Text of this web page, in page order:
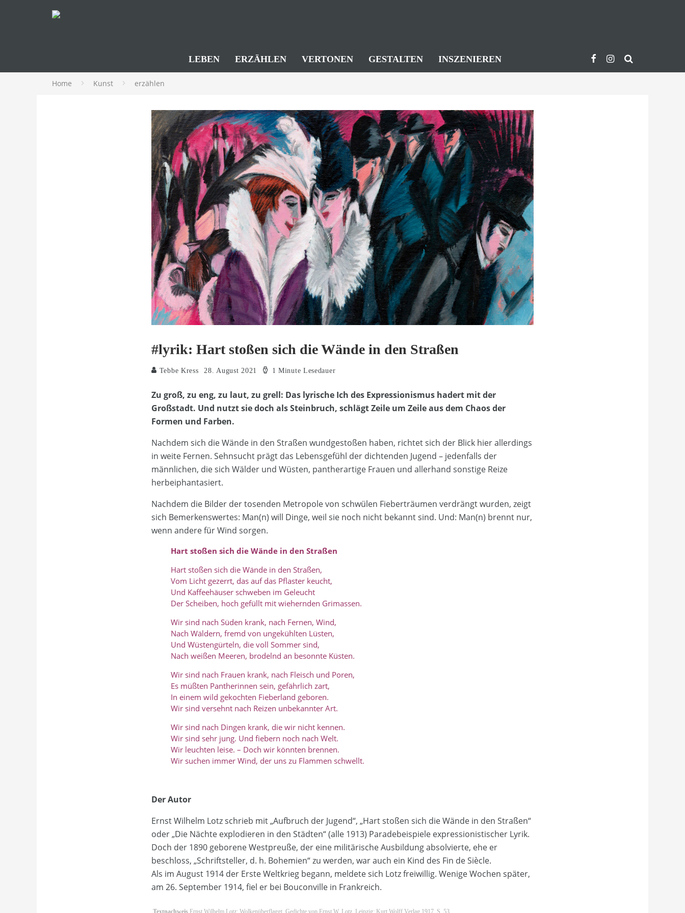
LEBEN ERZÄHLEN VERTONEN GESTALTEN INSZENIEREN
Home Kunst erzählen
#lyrik: Hart stoßen sich die Wände in den Straßen
Tebbe Kress 28. August 2021 1 Minute Lesedauer
Zu groß, zu eng, zu laut, zu grell: Das lyrische Ich des Expressionismus hadert mit der
Großstadt. Und nutzt sie doch als Steinbruch, schlägt Zeile um Zeile aus dem Chaos der
Formen und Farben.
Nachdem sich die Wände in den Straßen wundgestoßen haben, richtet sich der Blick hier allerdings
in weite Fernen. Sehnsucht prägt das Lebensgefühl der dichtenden Jugend – jedenfalls der
männlichen, die sich Wälder und Wüsten, pantherartige Frauen und allerhand sonstige Reize
herbeiphantasiert.
Nachdem die Bilder der tosenden Metropole von schwülen Fieberträumen verdrängt wurden, zeigt
sich Bemerkenswertes: Man(n) will Dinge, weil sie noch nicht bekannt sind. Und: Man(n) brennt nur,
wenn andere für Wind sorgen.
Hart stoßen sich die Wände in den Straßen
Hart stoßen sich die Wände in den Straßen,
Vom Licht gezerrt, das auf das Pflaster keucht,
Und Kaffeehäuser schweben im Geleucht
Der Scheiben, hoch gefüllt mit wiehernden Grimassen.
Wir sind nach Süden krank, nach Fernen, Wind,
Nach Wäldern, fremd von ungekühlten Lüsten,
Und Wüstengürteln, die voll Sommer sind,
Nach weißen Meeren, brodelnd an besonnte Küsten.
Wir sind nach Frauen krank, nach Fleisch und Poren,
Es müßten Pantherinnen sein, gefährlich zart,
In einem wild gekochten Fieberland geboren.
Wir sind versehnt nach Reizen unbekannter Art.
Wir sind nach Dingen krank, die wir nicht kennen.
Wir sind sehr jung. Und fiebern noch nach Welt.
Wir leuchten leise. – Doch wir könnten brennen.
Wir suchen immer Wind, der uns zu Flammen schwellt.
Der Autor
Ernst Wilhelm Lotz schrieb mit „Aufbruch der Jugend“, „Hart stoßen sich die Wände in den Straßen“
oder „Die Nächte explodieren in den Städten“ (alle 1913) Paradebeispiele expressionistischer Lyrik.
Doch der 1890 geborene Westpreuße, der eine militärische Ausbildung absolvierte, ehe er
beschloss, „Schriftsteller, d. h. Bohemien“ zu werden, war auch ein Kind des Fin de Siècle.
Als im August 1914 der Erste Weltkrieg begann, meldete sich Lotz freiwillig. Wenige Wochen später,
am 26. September 1914, fiel er bei Bouconville in Frankreich.
Textnachweis Ernst Wilhelm Lotz: Wolkenüberflaggt. Gedichte von Ernst W. Lotz. Leipzig: Kurt Wolff Verlag 1917, S. 53.